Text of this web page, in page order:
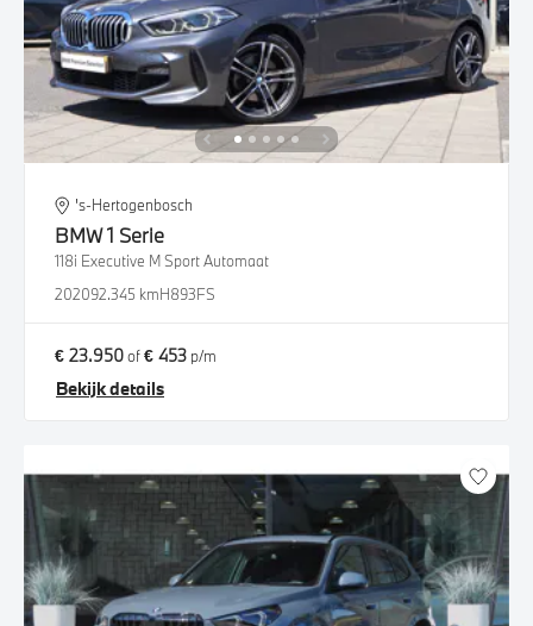
's-Hertogenbosch
BMW1 Serie
118i Executive M Sport Automaat
202092.345 kmH893FS
€ 23.950of€ 453 p/m
Bekijk details